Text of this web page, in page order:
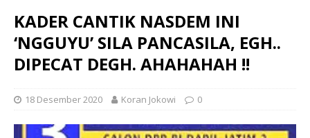
KADER CANTIK NASDEM INI
‘NGGUYU’ SILA PANCASILA, EGH..
DIPECAT DEGH. AHAHAHAH !!
18 Desember 2020 Koran Jokowi 0